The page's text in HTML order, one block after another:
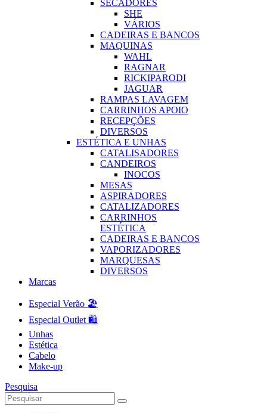
SECADORES
SHE
VÁRIOS
CADEIRAS E BANCOS
MAQUINAS
WAHL
RAGNAR
RICKIPARODI
JAGUAR
RAMPAS LAVAGEM
CARRINHOS APOIO
RECEPÇÕES
DIVERSOS
ESTÉTICA E UNHAS
CATALISADORES
CANDEIROS
INOCOS
MESAS
ASPIRADORES
CATALIZADORES
CARRINHOS
ESTÉTICA
CADEIRAS E BANCOS
VAPORIZADORES
MARQUESAS
DIVERSOS
Marcas
Especial Verão 🏖️
Especial Outlet 🛍️
Unhas
Estética
Cabelo
Make-up
Pesquisa